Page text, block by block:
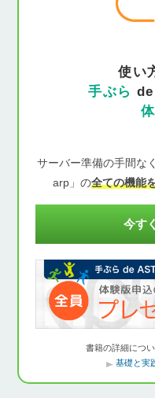
使い
手ぶら
サーバー準備の手間な
arp」の全ての機能
今す
書籍の詳細につ
基礎と実